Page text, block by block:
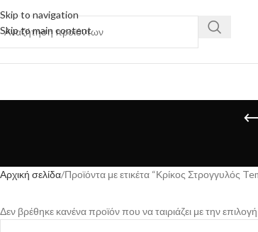
Skip to navigation
Skip to main content
Αρχική σελίδα Προϊόντα με ετικέτα “Κρίκος Στρογγυλός
Δεν βρέθηκε κανένα προϊόν που να ταιριάζει με την